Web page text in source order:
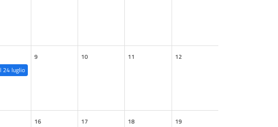
24 luglio
9 10 11 12
16 17 18 19